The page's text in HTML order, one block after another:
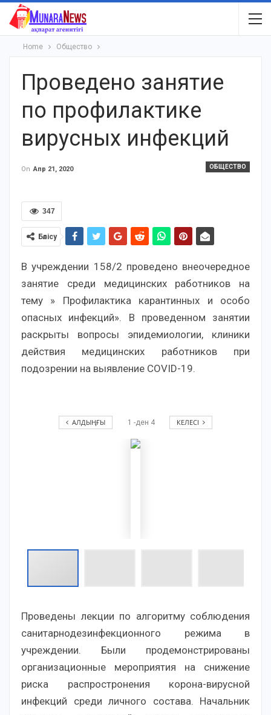
Home Общество
Проведено занятие
по профилактике
вирусных инфекций
ОБЩЕСТВО
On Апр 21, 2020
347
Бөлісу
В учреждении 158/2 проведено внеочередное
занятие среди медицинских работников на
тему » Профилактика карантинных и особо
опасных инфекций». В проведенном занятии
раскрыты вопросы эпидемиологии, клиники
действия медицинских работников при
подозрении на выявление COVID-19.
АЛДЫҢҒЫ 1 -ден 4 КЕЛЕСІ
Проведены лекции по алгоритму соблюдения
санитарнодезинфекционного режима в
учреждении. Были продемонстрированы
организационные мероприятия на снижение
риска распростронения корона-вирусной
инфекций среди личного состава. Начальник